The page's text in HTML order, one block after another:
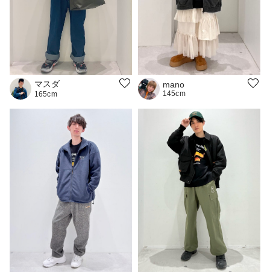
マスダ
165cm
mano
145cm